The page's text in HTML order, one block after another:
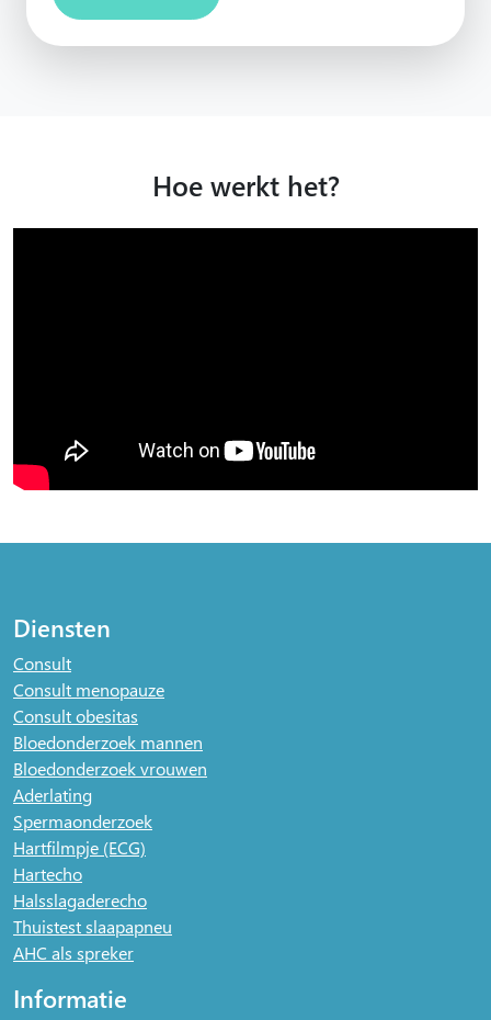
Hoe werkt het?
Diensten
Consult
Consult menopauze
Consult obesitas
Bloedonderzoek mannen
Bloedonderzoek vrouwen
Aderlating
Spermaonderzoek
Hartfilmpje (ECG)
Hartecho
Halsslagaderecho
Thuistest slaapapneu
AHC als spreker
Informatie